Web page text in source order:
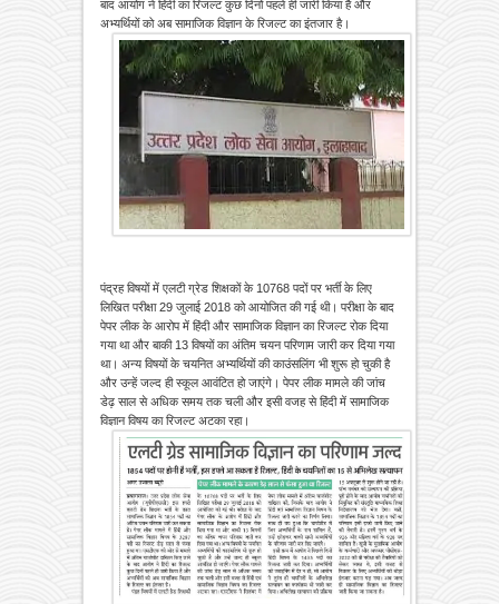
बाद आयोग ने हिंदी का रिजल्ट कुछ दिनों पहले ही जारी किया है और
अभ्यर्थियों को अब सामाजिक विज्ञान के रिजल्ट का इंतजार है।
पंद्रह विषयों में एलटी ग्रेड शिक्षकों के 10768 पदों पर भर्ती के लिए
लिखित परीक्षा 29 जुलाई 2018 को आयोजित की गई थी। परीक्षा के बाद
पेपर लीक के आरोप में हिंदी और सामाजिक विज्ञान का रिजल्ट रोक दिया
गया था और बाकी 13 विषयों का अंतिम चयन परिणाम जारी कर दिया गया
था। अन्य विषयों के चयनित अभ्यर्थियों की काउंसलिंग भी शुरू हो चुकी है
और उन्हें जल्द ही स्कूल आवंटित हो जाएंगे। पेपर लीक मामले की जांच
डेढ़ साल से अधिक समय तक चली और इसी वजह से हिंदी में सामाजिक
विज्ञान विषय का रिजल्ट अटका रहा।